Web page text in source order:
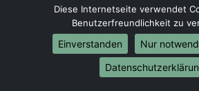
Umzug von Ludwigsburg nach
Umzug von Ludwigsburg nach
Umzug von Ludwigsburg nach
Umzug von Ludwigsburg nach
Umzug von Ludwigsburg nach
Diese Internetseite verwendet
Benutzerfreundlichkeit zu
Einverstanden
Nur